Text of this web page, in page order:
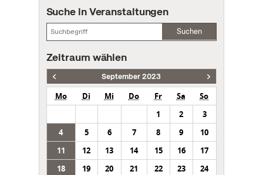
Suche in Veranstaltungen
Suchen
Zeitraum wählen
September 2023
Mo Di Mi Do Fr Sa
So
1
2
3
4
5 6 7 8 9
10
11
12 13 14 15 16
17
18
19 20 21 22 23
24